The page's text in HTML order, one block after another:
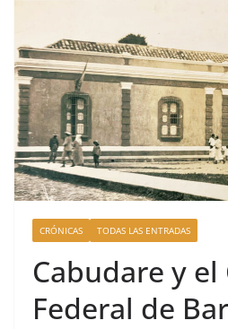
CRÓNICAS TODAS LAS ENTRADAS
Cabudare y el
Federal de